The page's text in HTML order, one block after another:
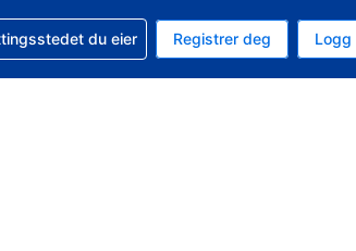
som valuta
som språk
din du eier Registrer deg Logg